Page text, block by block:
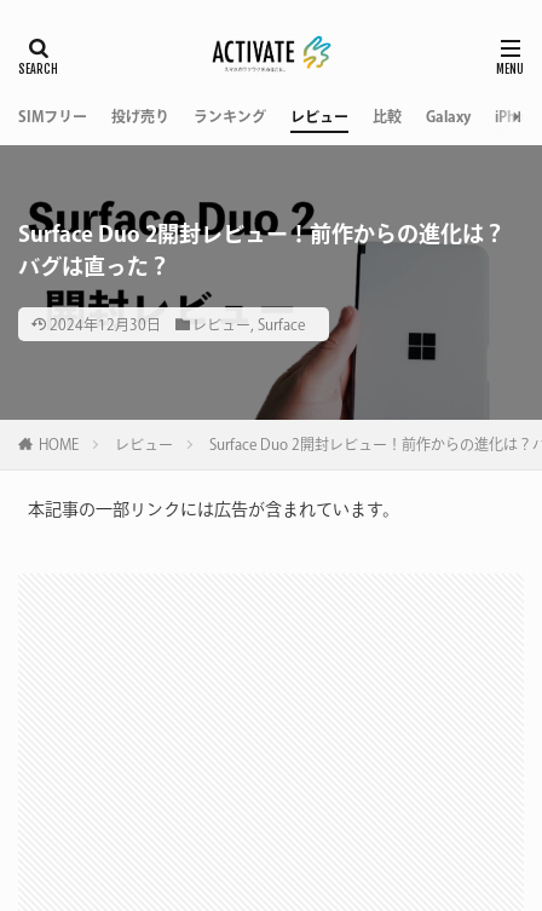
SIMフリー 投げ売り ランキング レビュー 比較 Galaxy iPhone
Surface Duo 2開封レビュー！前作からの進化は？
バグは直った？
2024年12月30日 レビュー Surface
HOME レビュー Surface Duo 2開封レビュー！前作からの進化は？
本記事の一部リンクには広告が含まれています。